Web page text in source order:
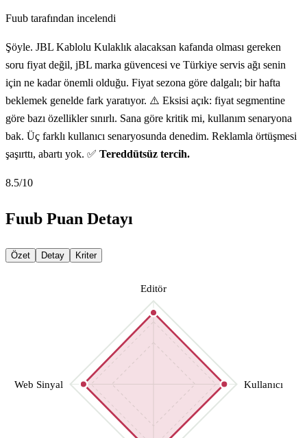
Fuub tarafından incelendi
Şöyle. JBL Kablolu Kulaklık alacaksan kafanda olması gereken
soru fiyat değil, jBL marka güvencesi ve Türkiye servis ağı senin
için ne kadar önemli olduğu. Fiyat sezona göre dalgalı; bir hafta
beklemek genelde fark yaratıyor. ⚠️ Eksisi açık: fiyat segmentine
göre bazı özellikler sınırlı. Sana göre kritik mi, kullanım senaryona
bak. Üç farklı kullanıcı senaryosunda denedim. Reklamla örtüşmesi
şaşırttı, abartı yok. ✅ Tereddütsüz tercih.
8.5/10
Fuub Puan Detayı
Özet Detay Kriter
Editör
Kullanıcı
Web Sinyal